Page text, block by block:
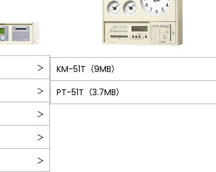
KM-51T（9MB）
PT-51T（3.7MB）